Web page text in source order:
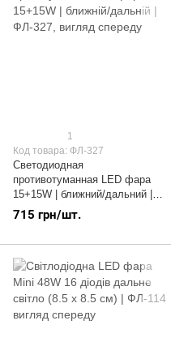
1
Код товара: ФЛ-327
Светодиодная
противотуманная LED фара
15+15W | ближний/дальний |
ФЛ-327
715 грн/шт.